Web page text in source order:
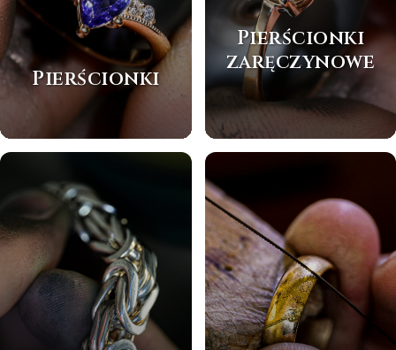
Pierścionki
Pierścionki
zaręczynowe